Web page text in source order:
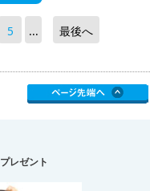
5 ... 最後へ
プレゼント